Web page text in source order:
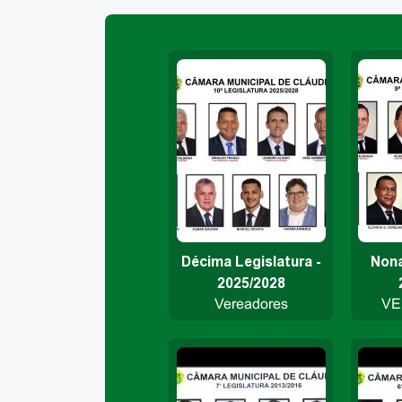
Décima Legislatura -
2025/2028
Vereadores